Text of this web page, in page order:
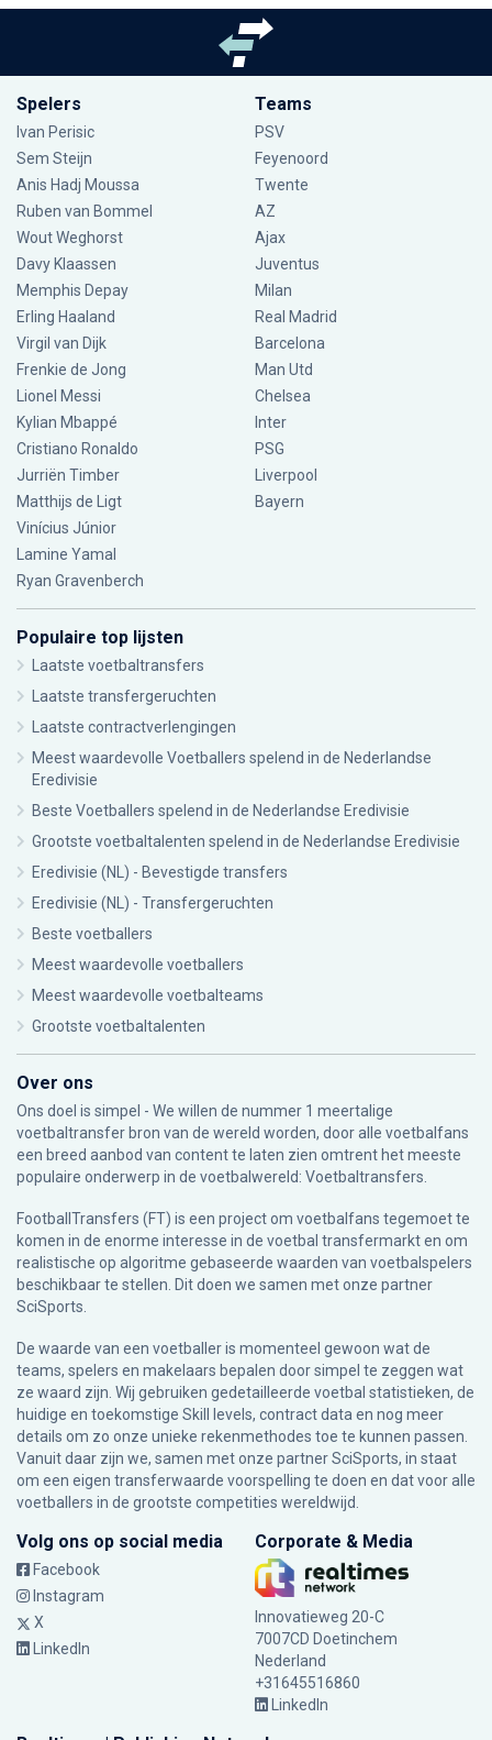
Spelers
Ivan Perisic
Sem Steijn
Anis Hadj Moussa
Ruben van Bommel
Wout Weghorst
Davy Klaassen
Memphis Depay
Erling Haaland
Virgil van Dijk
Frenkie de Jong
Lionel Messi
Kylian Mbappé
Cristiano Ronaldo
Jurriën Timber
Matthijs de Ligt
Vinícius Júnior
Lamine Yamal
Ryan Gravenberch
Teams
PSV
Feyenoord
Twente
AZ
Ajax
Juventus
Milan
Real Madrid
Barcelona
Man Utd
Chelsea
Inter
PSG
Liverpool
Bayern
Populaire top lijsten
Laatste voetbaltransfers
Laatste transfergeruchten
Laatste contractverlengingen
Meest waardevolle Voetballers spelend in de Nederlandse
Eredivisie
Beste Voetballers spelend in de Nederlandse Eredivisie
Grootste voetbaltalenten spelend in de Nederlandse Eredivisie
Eredivisie (NL) - Bevestigde transfers
Eredivisie (NL) - Transfergeruchten
Beste voetballers
Meest waardevolle voetballers
Meest waardevolle voetbalteams
Grootste voetbaltalenten
Over ons
Ons doel is simpel - We willen de nummer 1 meertalige
voetbaltransfer bron van de wereld worden, door alle voetbalfans
een breed aanbod van content te laten zien omtrent het meeste
populaire onderwerp in de voetbalwereld: Voetbaltransfers.
FootballTransfers (FT) is een project om voetbalfans tegemoet te
komen in de enorme interesse in de voetbal transfermarkt en om
realistische op algoritme gebaseerde waarden van voetbalspelers
beschikbaar te stellen. Dit doen we samen met onze partner
SciSports
De waarde van een voetballer is momenteel gewoon wat de
teams, spelers en makelaars bepalen door simpel te zeggen wat
ze waard zijn. Wij gebruiken gedetailleerde voetbal statistieken, de
huidige en toekomstige Skill levels, contract data en nog meer
details om zo onze unieke rekenmethodes toe te kunnen passen.
Vanuit daar zijn we, samen met onze partner SciSports, in staat
om een eigen transferwaarde voorspelling te doen en dat voor alle
voetballers in de grootste competities wereldwijd.
Volg ons op social media
Facebook
Instagram
X
LinkedIn
Corporate & Media
Innovatieweg 20-C
7007CD Doetinchem
Nederland
+31645516860
LinkedIn